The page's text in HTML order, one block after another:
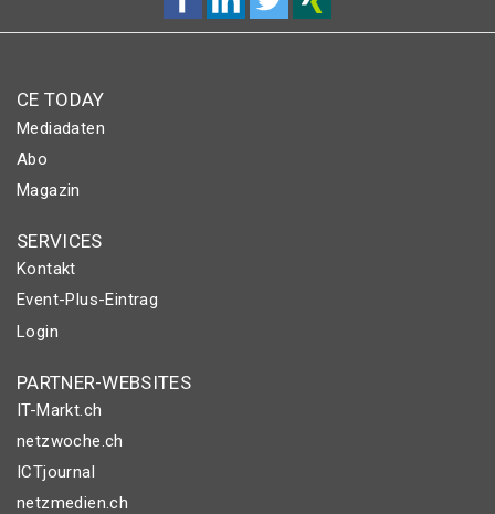
CE TODAY
Mediadaten
Abo
Magazin
SERVICES
Kontakt
Event-Plus-Eintrag
Login
PARTNER-WEBSITES
IT-Markt.ch
netzwoche.ch
ICTjournal
netzmedien.ch